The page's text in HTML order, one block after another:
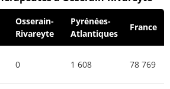
Osserain-
Rivareyte
Pyrénées-
Atlantiques
France
0 1 608 78 769